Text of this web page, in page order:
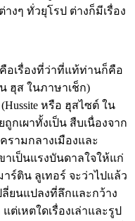
งๆ ทั่วยุโรป ต่างก็มีเรื่อง
เรื่องที่ว่าที่แท้ท่านก็คือ
ฮุส ในภาษาเช็ก)
หรือ ฮุสไซต์ ใน
กเผาทั้งเป็น สืบเนื่องจาก
รามกลางเมืองและ
เป็นแรงบันดาลใจให้แก่
ร์ติน ลูเทอร์ จะว่าไปแล้ว
ลี่ยนแปลงที่ลึกและกว้าง
เหตใดเรื่องเล่าและรูป